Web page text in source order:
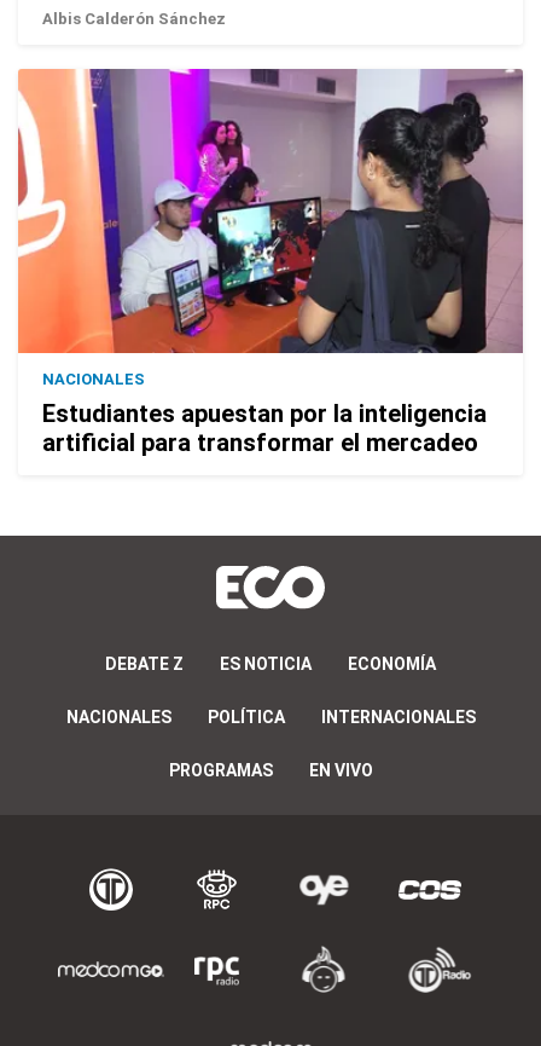
Albis Calderón Sánchez
NACIONALES
Estudiantes apuestan por la inteligencia
artificial para transformar el mercadeo
DEBATE Z ES NOTICIA ECONOMÍA
NACIONALES POLÍTICA INTERNACIONALES
PROGRAMAS EN VIVO